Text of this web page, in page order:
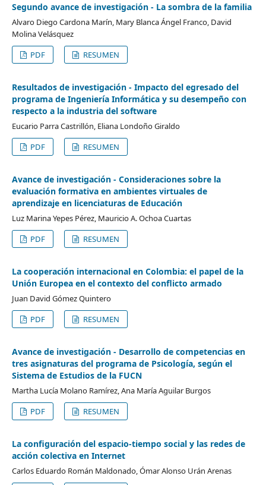
Segundo avance de investigación - La sombra de la familia
Alvaro Diego Cardona Marín, Mary Blanca Ángel Franco, David
Molina Velásquez
PDF
RESUMEN
Resultados de investigación - Impacto del egresado del
programa de Ingeniería Informática y su desempeño con
respecto a la industria del software
Eucario Parra Castrillón, Eliana Londoño Giraldo
PDF
RESUMEN
Avance de investigación - Consideraciones sobre la
evaluación formativa en ambientes virtuales de
aprendizaje en licenciaturas de Educación
Luz Marina Yepes Pérez, Mauricio A. Ochoa Cuartas
PDF
RESUMEN
La cooperación internacional en Colombia: el papel de la
Unión Europea en el contexto del conflicto armado
Juan David Gómez Quintero
PDF
RESUMEN
Avance de investigación - Desarrollo de competencias en
tres asignaturas del programa de Psicología, según el
Sistema de Estudios de la FUCN
Martha Lucía Molano Ramírez, Ana María Aguilar Burgos
PDF
RESUMEN
La configuración del espacio-tiempo social y las redes de
acción colectiva en Internet
Carlos Eduardo Román Maldonado, Ómar Alonso Urán Arenas